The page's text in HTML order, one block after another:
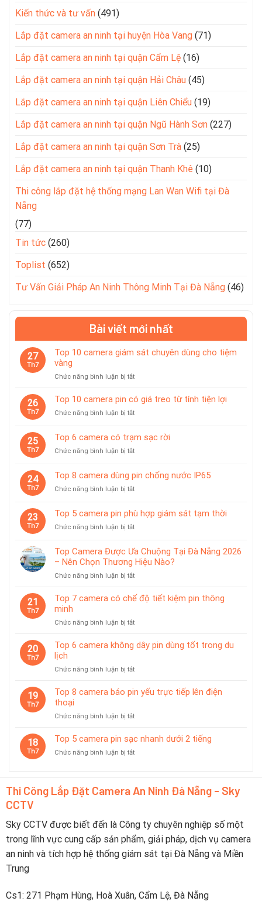
Kiến thức và tư vấn (491)
Lắp đặt camera an ninh tại huyện Hòa Vang (71)
Lắp đặt camera an ninh tại quận Cẩm Lệ (16)
Lắp đặt camera an ninh tại quận Hải Châu (45)
Lắp đặt camera an ninh tại quận Liên Chiểu (19)
Lắp đặt camera an ninh tại quận Ngũ Hành Sơn (227)
Lắp đặt camera an ninh tại quận Sơn Trà (25)
Lắp đặt camera an ninh tại quận Thanh Khê (10)
Thi công lắp đặt hệ thống mạng Lan Wan Wifi tại Đà
Nẵng
(77)
Tin tức (260)
Toplist (652)
Tư Vấn Giải Pháp An Ninh Thông Minh Tại Đà Nẵng (46)
Bài viết mới nhất
27
Th7
Top 10 camera giám sát chuyên dùng cho tiệm
vàng
Chức năng bình luận bị tắtở
10
camera
giám
chuyên
cho
vàng
26
Th7
Top 10 camera pin có giá treo từ tính tiện lợi
Chức năng bình luận bị tắtở
camera
pin
giá
từ
tiện
25
Th7
Top 6 camera có trạm sạc rời
Chức năng bình luận bị tắtở
6
camera
có
sạc
24
Th7
Top 8 camera dùng pin chống nước IP65
Chức năng bình luận bị tắtở
8
camera
dùng
chống
nước
IP65
23
Th7
Top 5 camera pin phù hợp giám sát tạm thời
Chức năng bình luận bị tắtở
5
camera
pin
phù
giám
thời
Top Camera Được Ưa Chuộng Tại Đà Nẵng 2026
– Nên Chọn Thương Hiệu Nào?
Chức năng bình luận bị tắtở
Camera
Được
Chuộng
Đà
Chọn
Hiệu
21
Th7
Top 7 camera có chế độ tiết kiệm pin thông
minh
Chức năng bình luận bị tắtở
camera
chế
tiết
20
Th7
Top 6 camera không dây pin dùng tốt trong du
lịch
Chức năng bình luận bị tắtở
6
camera
dây
dùng
19
Th7
Top 8 camera báo pin yếu trực tiếp lên điện
thoại
Chức năng bình luận bị tắtở
8
báo
trực
tiếp
thoại
18
Th7
Top 5 camera pin sạc nhanh dưới 2 tiếng
Chức năng bình luận bị tắtở
pin
dưới
2
tiếng
Thi Công Lắp Đặt Camera An Ninh Đà Nẵng - Sky
CCTV
Sky CCTV được biết đến là Công ty chuyên nghiệp số một
trong lĩnh vực cung cấp sản phẩm, giải pháp, dịch vụ camera
an ninh và tích hợp hệ thống giám sát tại Đà Nẵng và Miền
Trung
Cs1: 271 Phạm Hùng, Hoà Xuân, Cẩm Lệ, Đà Nẵng